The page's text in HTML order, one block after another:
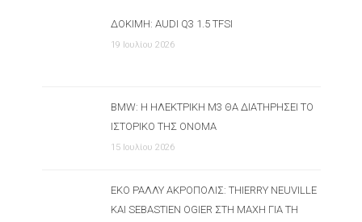
ΔΟΚΙΜΉ: AUDI Q3 1.5 TFSI
19 Ιουλίου 2026
BMW: Η ΗΛΕΚΤΡΙΚΉ M3 ΘΑ ΔΙΑΤΗΡΉΣΕΙ ΤΟ
ΙΣΤΟΡΙΚΌ ΤΗΣ ΌΝΟΜΑ
15 Ιουλίου 2026
ΕΚΟ ΡΆΛΛΥ ΑΚΡΌΠΟΛΙΣ: THIERRY NEUVILLE
ΚΑΙ SEBASTIEN OGIER ΣΤΗ ΜΆΧΗ ΓΙΑ ΤΗ